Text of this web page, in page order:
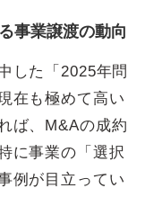
事業譲渡の動向
した「2025年問
在も極めて高い
ば、M&Aの成約
に事業の「選択
例が目立ってい